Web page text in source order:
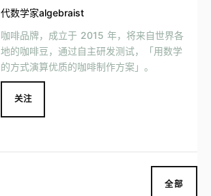
代数学家algebraist
咖啡品牌，成立于 2015 年，将来自世界各
地的咖啡豆，通过自主研发测试，「用数学
的方式演算优质的咖啡制作方案」。
关注
全部